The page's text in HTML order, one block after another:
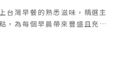
台灣早餐的熟悉滋味，精選主
，為每個早晨帶來豐盛且充滿